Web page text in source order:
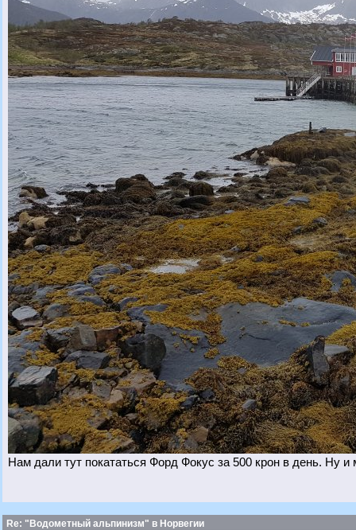
Нам дали тут покататься Форд Фокус за 500 крон в день. Ну
Re: "Водометный альпинизм" в Норвегии